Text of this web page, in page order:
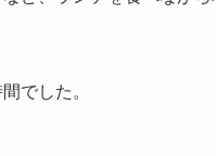
でした。